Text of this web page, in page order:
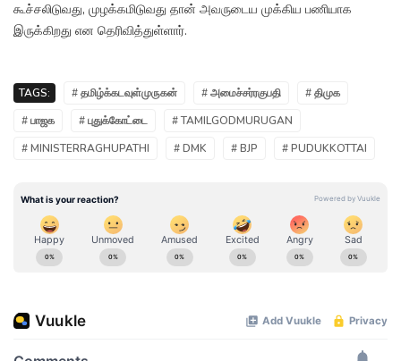
கூச்சலிடுவது, முழக்கமிடுவது தான் அவருடைய முக்கிய பணியாக
இருக்கிறது என தெரிவித்துள்ளார்.
TAGS: # தமிழ்க்கடவுள்முருகன் # அமைச்சர்ரகுபதி
# திமுக
# பாஜக
# புதுக்கோட்டை
# TAMILGODMURUGAN
# MINISTERRAGHUPATHI
# DMK # BJP # PUDUKKOTTAI